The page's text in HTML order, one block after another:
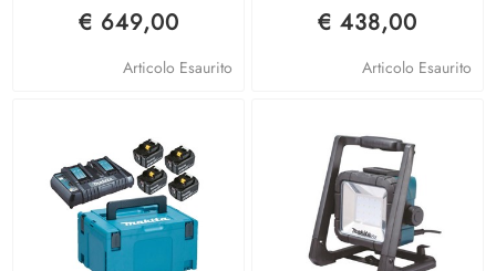
€ 649,00
Articolo Esaurito
€ 438,00
Articolo Esaurito